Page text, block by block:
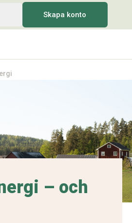
Skapa konto
– och